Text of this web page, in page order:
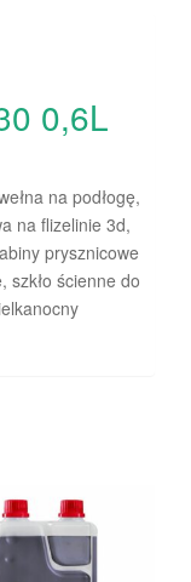
0,6L
na podłogę,
na flizelinie 3d,
prysznicowe
szkło ścienne do